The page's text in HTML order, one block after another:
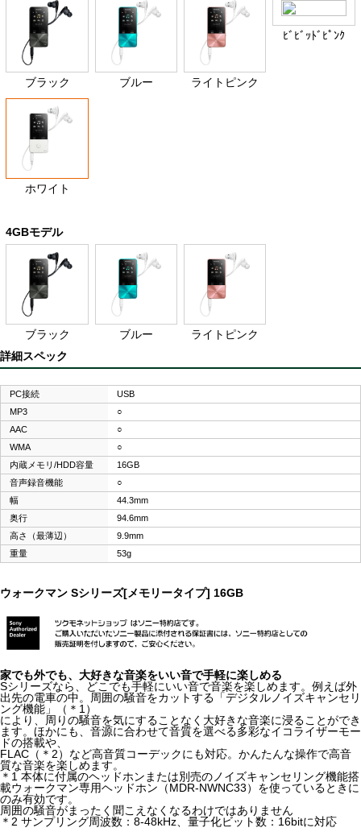
ブラック ブルー ライトピンク
ﾋﾞﾋﾞｯﾄﾞﾋﾟﾝｸ
ホワイト
4GBモデル
ブラック ブルー
ライトピンク
詳細スペック
PC接続
USB
MP3
○
AAC
○
WMA
○
内蔵メモリ/HDD容量
16GB
音声録音機能
○
幅
44.3mm
奥行
94.6mm
高さ（最薄辺）
9.9mm
重量
53g
ウォークマン Sシリーズ[メモリータイプ] 16GB
家でも外でも、大好きな音楽をいい音で手軽に楽しめる
Sシリーズなら、どこでも手軽にいい音で音楽を楽しめます。例えば外
出先の電車の中。周囲の騒音をカットする「デジタルノイズキャンセリ
ング機能」（＊1）
により、周りの騒音を気にすることなく大好きな音楽に浸ることができ
ます。ほかにも、音源に合わせて音質を選べる多彩なイコライザーモー
ドの搭載や、
FLAC（＊2）など高音質コーデックにも対応。かんたんな操作で高音
質な音楽を楽しめます。
＊1 本体に付属のヘッドホンまたは別売のノイズキャンセリング機能搭
載ウォークマン専用ヘッドホン（MDR-NWNC33）を使っているときに
のみ有効です。
周囲の騒音がまったく聞こえなくなるわけではありません
＊2 サンプリング周波数：8-48kHz、量子化ビット数：16bitに対応